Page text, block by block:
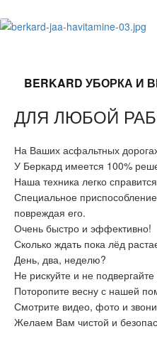
BERKARD УБОРКА И
ДЛЯ ЛЮБОЙ
На Ваших асфальтных
У Беркард имеется 100%
Наша техника легко
Специальное
повреждая его.
Очень быстро и эффективно!
Сколько ждать пока лёд
День, два, неделю?
Не рискуйте и не
Поторопите весну с нашей
Смотрите видео, фото и
Желаем Вам чистой и